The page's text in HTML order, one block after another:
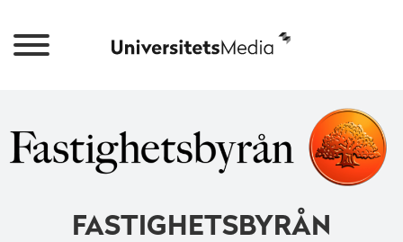
FASTIGHETSBYRÅN